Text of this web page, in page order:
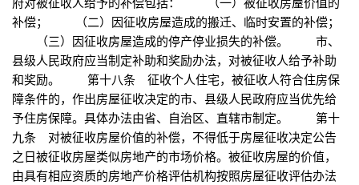
补偿； （二）因征收房屋造成的搬迁、临时安置的补偿；
（三）因征收房屋造成的停产停业损失的补偿。 市、
县级人民政府应当制定补助和奖励办法，对被征收人给予补助
和奖励。 第十八条 征收个人住宅，被征收人符合住房保
障条件的，作出房屋征收决定的市、县级人民政府应当优先给
予住房保障。具体办法由省、自治区、直辖市制定。 第十
九条 对被征收房屋价值的补偿，不得低于房屋征收决定公告
之日被征收房屋类似房地产的市场价格。被征收房屋的价值，
由具有相应资质的房地产价格评估机构按照房屋征收评估办法